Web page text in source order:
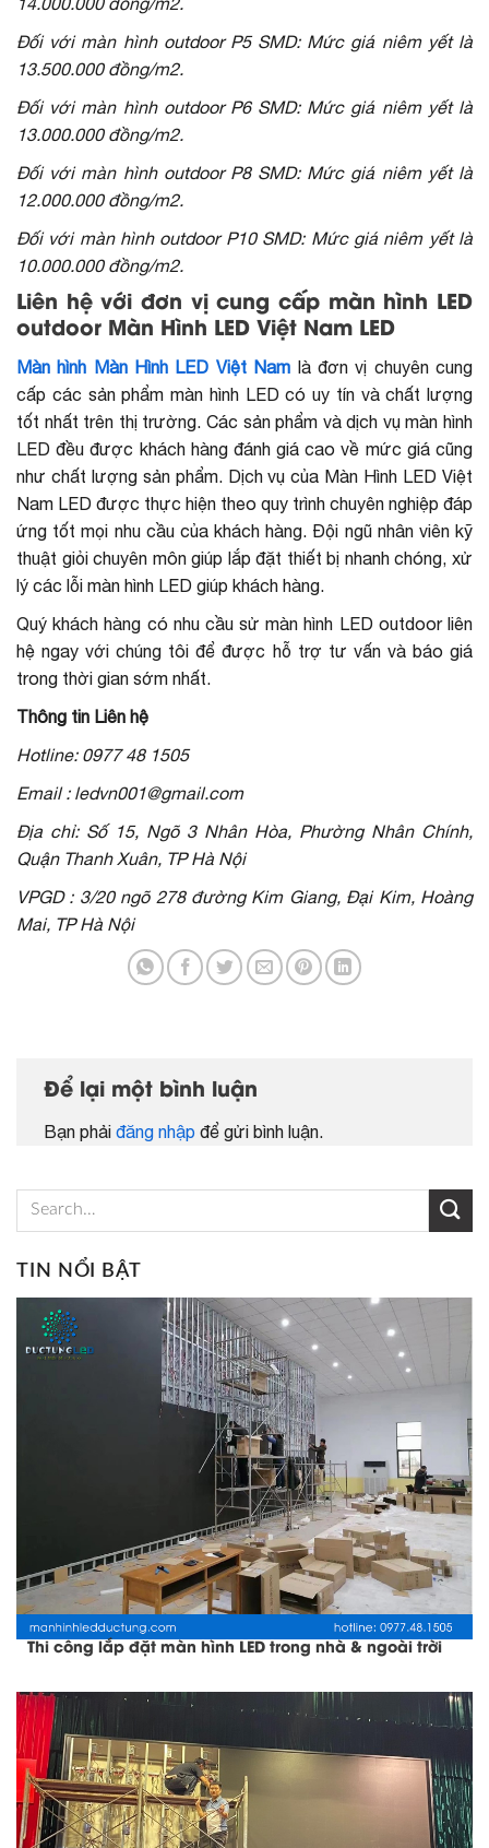
Đối với màn hình outdoor P5 SMD: Mức giá niêm yết là
13.500.000 đồng/m2.
Đối với màn hình outdoor P6 SMD: Mức giá niêm yết là
13.000.000 đồng/m2.
Đối với màn hình outdoor P8 SMD: Mức giá niêm yết là
12.000.000 đồng/m2.
Đối với màn hình outdoor P10 SMD: Mức giá niêm yết là
10.000.000 đồng/m2.
Liên hệ với đơn vị cung cấp màn hình LED
outdoor Màn Hình LED Việt Nam LED
Màn hình Màn Hình LED Việt Nam là đơn vị chuyên cung
cấp các sản phẩm màn hình LED có uy tín và chất lượng
tốt nhất trên thị trường. Các sản phẩm và dịch vụ màn hình
LED đều được khách hàng đánh giá cao về mức giá cũng
như chất lượng sản phẩm. Dịch vụ của Màn Hình LED Việt
Nam LED được thực hiện theo quy trình chuyên nghiệp đáp
ứng tốt mọi nhu cầu của khách hàng. Đội ngũ nhân viên kỹ
thuật giỏi chuyên môn giúp lắp đặt thiết bị nhanh chóng, xử
lý các lỗi màn hình LED giúp khách hàng.
Quý khách hàng có nhu cầu sử màn hình LED outdoor liên
hệ ngay với chúng tôi để được hỗ trợ tư vấn và báo giá
trong thời gian sớm nhất.
Thông tin Liên hệ
Hotline: 0977 48 1505
Email : ledvn001@gmail.com
Địa chỉ: Số 15, Ngõ 3 Nhân Hòa, Phường Nhân Chính,
Quận Thanh Xuân, TP Hà Nội
VPGD : 3/20 ngõ 278 đường Kim Giang, Đại Kim, Hoàng
Mai, TP Hà Nội
Để lại một bình luận
Bạn phải đăng nhập để gửi bình luận.
TIN NỔI BẬT
Thi công lắp đặt màn hình LED trong nhà & ngoài trời